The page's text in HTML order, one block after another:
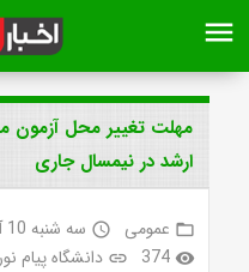
menu
مهلت تغییر محل آزمون
ارشد در نیمسال جاری
folder_open عمومی access_time سه شنبه 10 آبان 1401 ساعت 13:36
visibility
374
link دانشگاه پیام